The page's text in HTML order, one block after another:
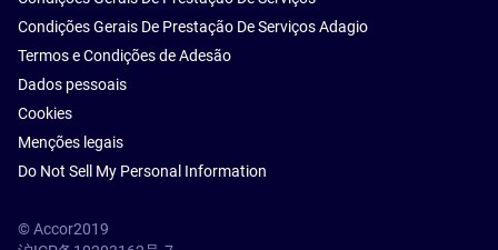
Condições Gerais De Prestação De Serviços Adagio
Termos e Condições de Adesão
Dados pessoais
Cookies
Menções legais
Do Not Sell My Personal Information
© Accor2019